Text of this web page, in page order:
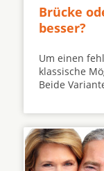
Brücke
besser?
Um einen
klassische
Beide